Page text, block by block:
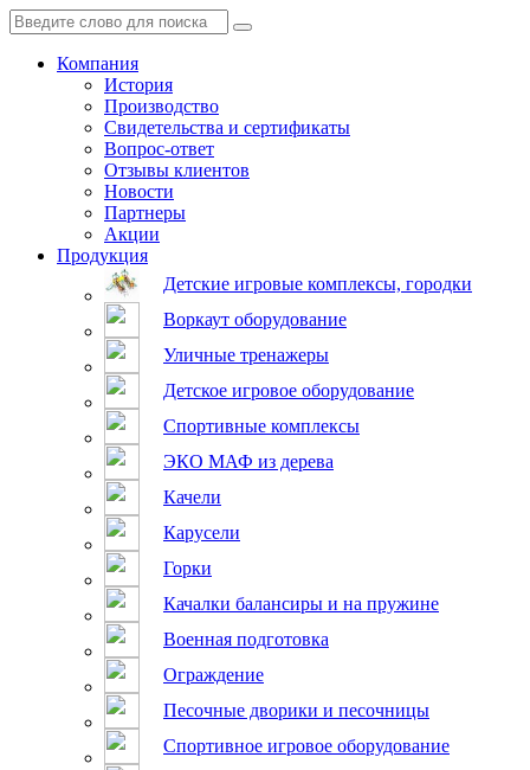
Компания
История
Производство
Свидетельства и сертификаты
Вопрос-ответ
Отзывы клиентов
Новости
Партнеры
Акции
Продукция
Детские игровые комплексы, городки
Воркаут оборудование
Уличные тренажеры
Детское игровое оборудование
Спортивные комплексы
ЭКО МАФ из дерева
Качели
Карусели
Горки
Качалки балансиры и на пружине
Военная подготовка
Ограждение
Песочные дворики и песочницы
Спортивное игровое оборудование